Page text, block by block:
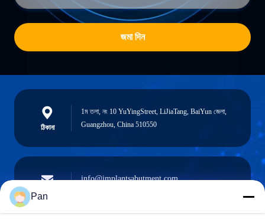
জমা দিন
ঠিকানা
1ম তলা, নং 10 YuYingStreet, LiJiaTang, BaiYun জেলা,
Guangzhou, China 510550
ই-মেইল
info@implantsabutment.com
Pan